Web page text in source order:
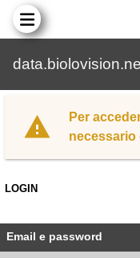
Per
LOGIN
Email e password